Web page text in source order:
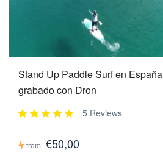
Stand Up Paddle Surf en España
grabado con Dron
5 Reviews
from €50,00